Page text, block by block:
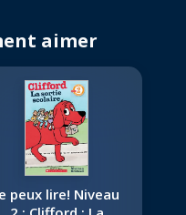
aimer
peux lire! Niveau